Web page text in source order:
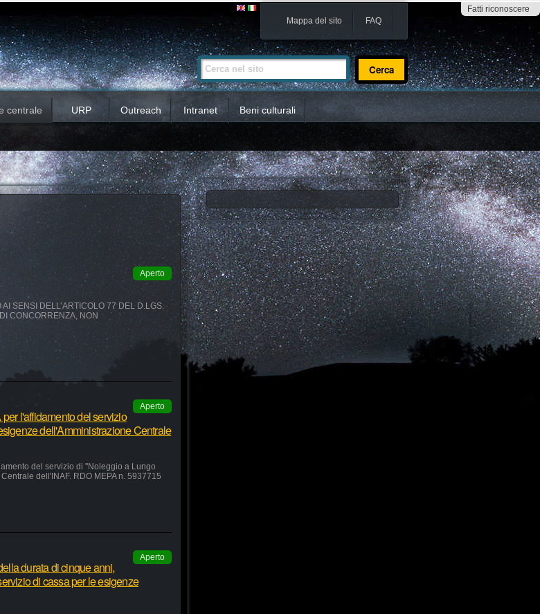
Fatti riconoscere
Mappa del sito FAQ
Cerca nel sito
Ricerca
avanzata…
centrale URP Outreach Intranet Beni culturali
Aperto
SENSI DELL’ARTICOLO 77 DEL D.LGS.
CONCORRENZA, NON
Aperto
l'affidamento del servizio
dell'Amministrazione Centrale
del servizio di "Noleggio a Lungo
dell'INAF. RDO MEPA n. 5937715
Aperto
durata di cinque anni,
di cassa per le esigenze